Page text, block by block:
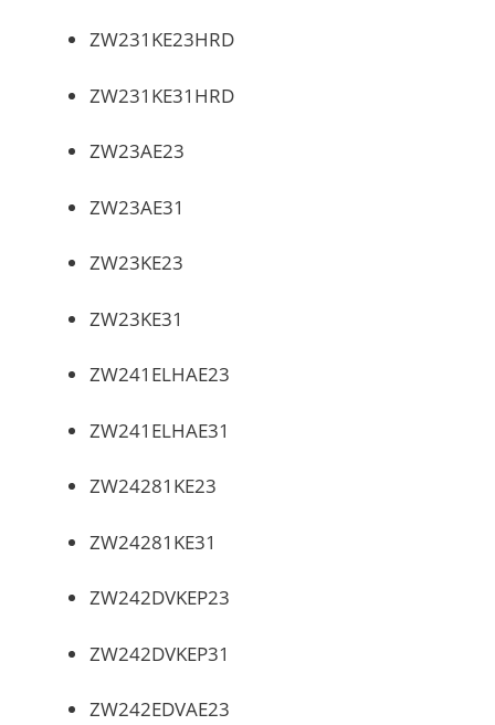
ZW231KE23HRD
ZW231KE31HRD
ZW23AE23
ZW23AE31
ZW23KE23
ZW23KE31
ZW241ELHAE23
ZW241ELHAE31
ZW24281KE23
ZW24281KE31
ZW242DVKEP23
ZW242DVKEP31
ZW242EDVAE23